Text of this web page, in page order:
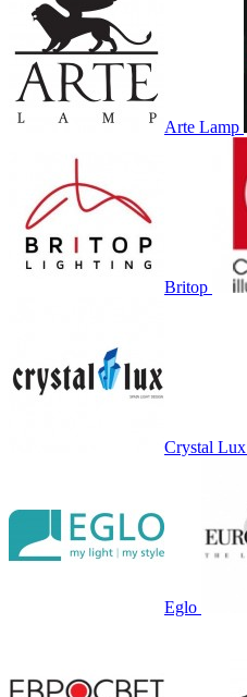
Arte Lamp
Britop
Crystal Lux
Eglo